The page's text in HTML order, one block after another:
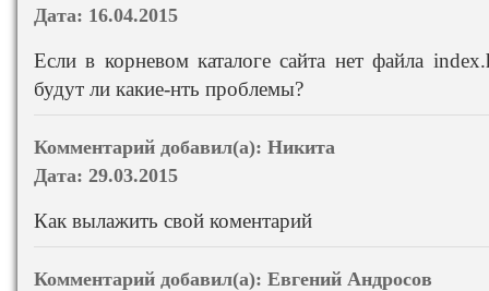
Дата: 16.04.2015
Если в корневом каталоге сайта нет файла
будут ли какие-нть проблемы?
Комментарий добавил(а): Никита
Дата: 29.03.2015
Как вылажить свой коментарий
Комментарий добавил(а): Евгений Андросов